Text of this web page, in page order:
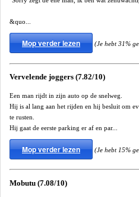
&quo...
Mop verder lezen (Je hebt 31%
Vervelende joggers (7.82/10)
Een man rijdt in zijn auto op de snelweg.
Hij is al lang aan het rijden en hij besluit om
te rusten.
Hij gaat de eerste parking er af en par...
Mop verder lezen (Je hebt 15%
Mobutu (7.08/10)